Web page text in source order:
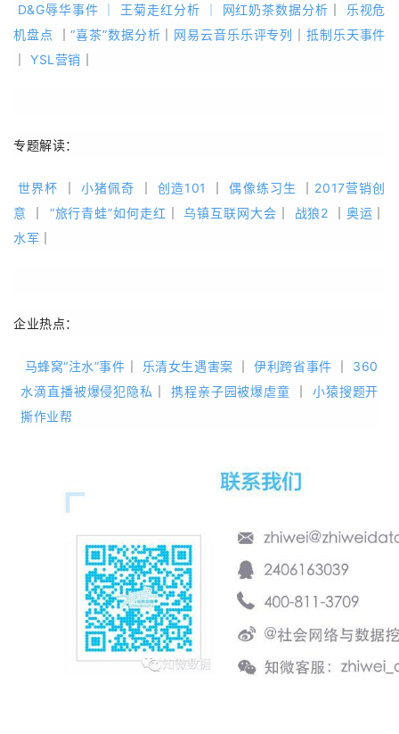
D&G辱华事件 王菊走红分析 网红奶茶数据分析
乐视危
机盘点 ｜“喜茶”数据分析 网易云音乐乐评专列 ｜抵制乐天事件
YSL营销
专题解读：
世界杯 小猪佩奇 ｜创造101 ｜偶像练习生
2017营销创
意
“旅行青蛙”如何走红 乌镇互联网大会 战狼2 奥运
水军
企业热点：
马蜂窝“注水”事件 乐清女生遇害案 伊利跨省事件
360
水滴直播被爆侵犯隐私
携程亲子园被爆虐童
小猿搜题开
撕作业帮